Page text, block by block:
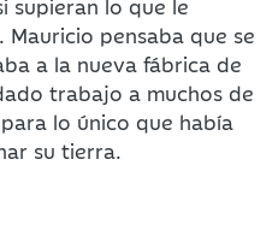
supieran lo que le
pensaba que se
a la nueva fábrica de
trabajo a muchos de
lo único que había
su tierra.